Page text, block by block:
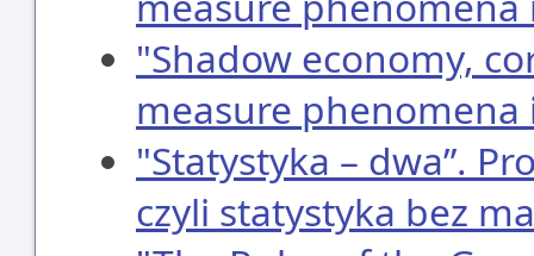
"Shadow economy,
measure phenomena
"Statystyka – dwa”.
czyli statystyka bez